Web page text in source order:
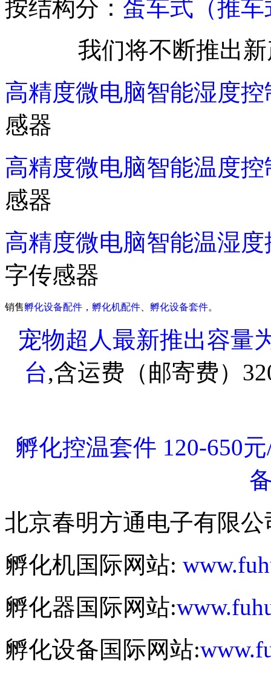
按结构分： 蛋车式（推
我们将不断推出
高精度微电脑智能湿度控
感器
高精度微电脑智能温度控
感器
高精度微电脑智能温湿度
字传感器
销售孵化设备配件 ， 孵化机配件 孵化设备套件。
宠物超人最新推出容量
台,含运费（邮寄费）
孵化控温套件 120-650
北京春明方通电子有限
孵化机国际网站:
孵化器国际网站:
孵化设备国际网站: